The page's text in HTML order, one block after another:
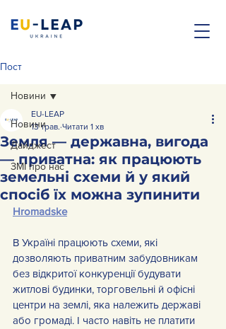
Пост
Новини
Дайджест
ЗМІ про нас
Новини
Земля — державна, вигода
— приватна: як працюють
земельні схеми й у який
спосіб їх можна зупинити
EU-LEAP
13 трав. Читати 1 хв
Hromadske
В Україні працюють схеми, які
дозволяють приватним забудовникам
без відкритої конкуренції будувати
житлові будинки, торговельні й офісні
центри на землі, яка належить державі
або громаді. І часто навіть не платити